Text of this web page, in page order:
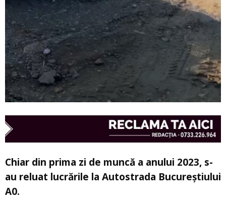
Chiar din prima zi de muncă a anului 2023, s-
au reluat lucrările la Autostrada Bucureștiului
A0.